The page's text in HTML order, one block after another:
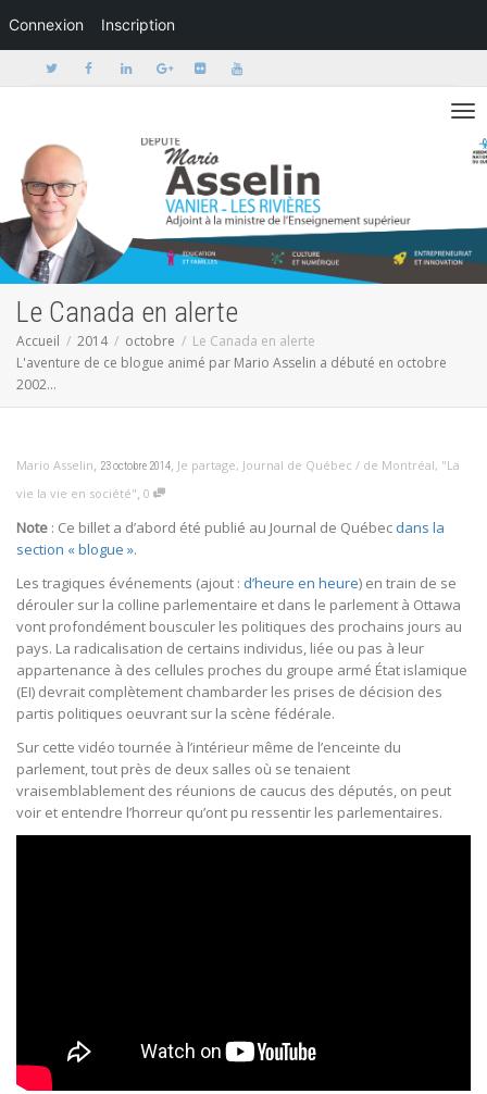
Connexion Inscription
Activer/
Le Canada en alerte
Accueil 2014 octobre
Le Canada en alerte
L'aventure de ce blogue animé par Mario Asselin a débuté en octobre
2002...
Mario Asselin, 23 octobre 2014, Je partage, Journal de Québec / de Montréal, "La
vie la vie en société", 0
Note : Ce billet a d’abord été publié au Journal de Québec dans la
section « blogue ».
Les tragiques événements (ajout : d’heure en heure) en train de se
dérouler sur la colline parlementaire et dans le parlement à Ottawa
vont profondément bousculer les politiques des prochains jours au
pays. La radicalisation de certains individus, liée ou pas à leur
appartenance à des cellules proches du groupe armé État islamique
(EI) devrait complètement chambarder les prises de décision des
partis politiques oeuvrant sur la scène fédérale.
Sur cette vidéo tournée à l’intérieur même de l’enceinte du
parlement, tout près de deux salles où se tenaient
vraisemblablement des réunions de caucus des députés, on peut
voir et entendre l’horreur qu’ont pu ressentir les parlementaires.